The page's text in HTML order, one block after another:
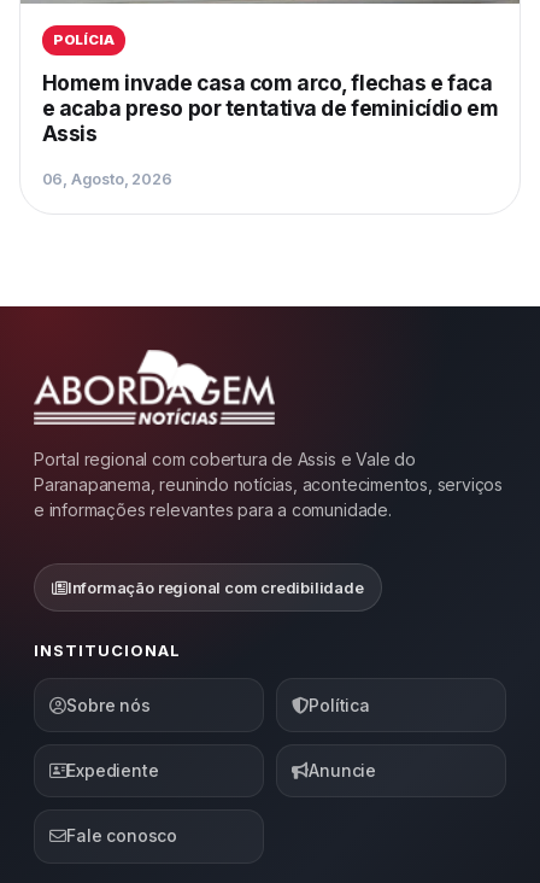
POLÍCIA
Homem invade casa com arco, flechas e faca
e acaba preso por tentativa de feminicídio em
Assis
06, Agosto, 2026
Portal regional com cobertura de Assis e Vale do
Paranapanema, reunindo notícias, acontecimentos, serviços
e informações relevantes para a comunidade.
Informação regional com credibilidade
INSTITUCIONAL
Sobre nós Política
Expediente Anuncie
Fale conosco